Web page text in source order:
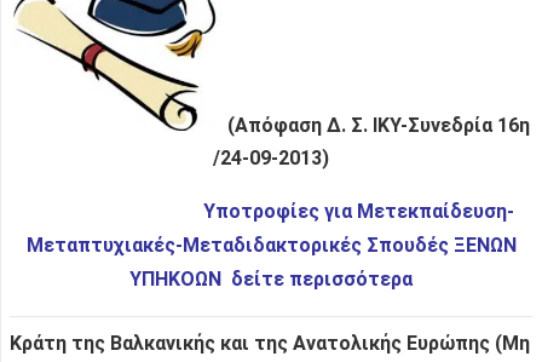
(Απόφαση Δ. Σ. ΙΚΥ-Συνεδρία 16η
/24-09-2013)
Υποτροφίες για Μετεκπαίδευση-
Μεταπτυχιακές-Μεταδιδακτορικές Σπουδές ΞΕΝΩΝ
ΥΠΗΚΟΩΝ δείτε περισσότερα
Κράτη της Βαλκανικής και της Ανατολικής Ευρώπης (Μη